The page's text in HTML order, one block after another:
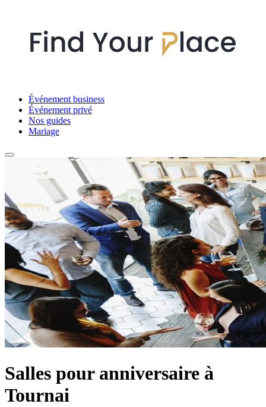
Événement business
Événement privé
Nos guides
Mariage
Salles pour anniversaire à
Tournai